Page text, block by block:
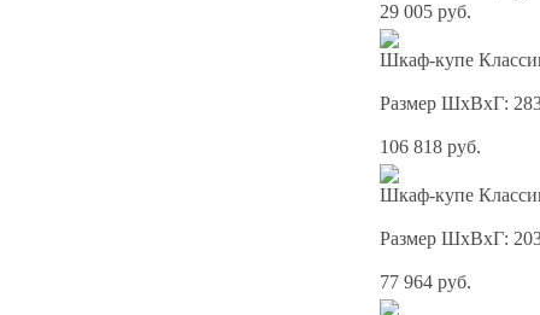
29 005 руб.
Шкаф-купе
Размер ШхВхГ:
106 818 руб.
Шкаф-купе
Размер ШхВхГ:
77 964 руб.